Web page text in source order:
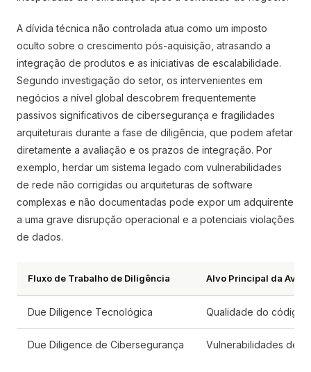
A dívida técnica não controlada atua como um imposto
oculto sobre o crescimento pós-aquisição, atrasando a
integração de produtos e as iniciativas de escalabilidade.
Segundo investigação do setor, os intervenientes em
negócios a nível global descobrem frequentemente
passivos significativos de cibersegurança e fragilidades
arquiteturais durante a fase de diligência, que podem afetar
diretamente a avaliação e os prazos de integração. Por
exemplo, herdar um sistema legado com vulnerabilidades
de rede não corrigidas ou arquiteturas de software
complexas e não documentadas pode expor um adquirente
a uma grave disrupção operacional e a potenciais violações
de dados.
Fluxo de Trabalho de Diligência Alvo Principal da
Due Diligence Tecnológica Qualidade do código
Due Diligence de Cibersegurança Vulnerabilidades de